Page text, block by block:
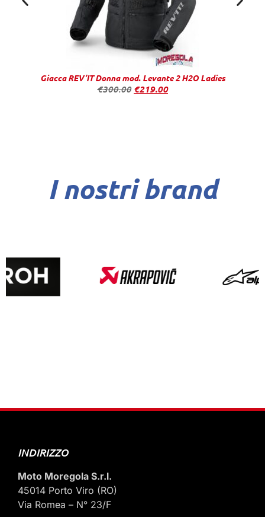
Giacca REV’IT Donna mod. Levante 2 H2O Ladies
€300.00 €219.00
I nostri brand
INDIRIZZO
Moto Moregola S.r.l.
45014 Porto Viro (RO)
Via Romea – N° 23/F